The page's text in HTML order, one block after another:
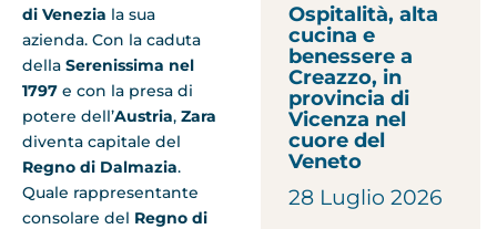
di Venezia la sua
azienda. Con la caduta
della Serenissima nel
1797 e con la presa di
potere dell’Austria, Zara
diventa capitale del
Regno di Dalmazia.
Quale rappresentante
consolare del Regno di
Ospitalità, alta
cucina e
benessere a
Creazzo, in
provincia di
Vicenza nel
cuore del
Veneto
28 Luglio 2026